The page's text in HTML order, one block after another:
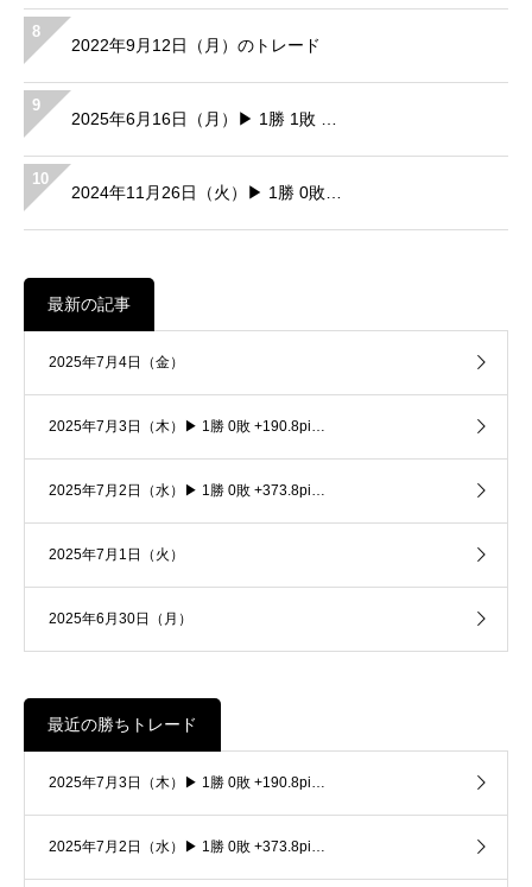
8
2022年9月12日（月）のトレード
9
2025年6月16日（月）▶ 1勝 1敗 …
10
2024年11月26日（火）▶ 1勝 0敗…
最新の記事
2025年7月4日（金）
2025年7月3日（木）▶ 1勝 0敗 +190.8pi…
2025年7月2日（水）▶ 1勝 0敗 +373.8pi…
2025年7月1日（火）
2025年6月30日（月）
最近の勝ちトレード
2025年7月3日（木）▶ 1勝 0敗 +190.8pi…
2025年7月2日（水）▶ 1勝 0敗 +373.8pi…